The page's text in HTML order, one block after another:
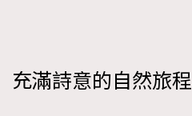
充滿詩意的自然旅程